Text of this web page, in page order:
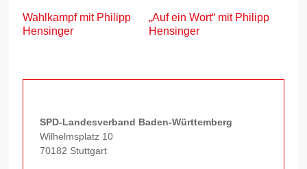
Wahlkampf mit Philipp
Hensinger
„Auf ein Wort“ mit Philipp
Hensinger
SPD-Landesverband Baden-Württemberg
Wilhelmsplatz 10
70182 Stuttgart